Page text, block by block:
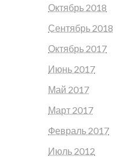
Октябрь 2018
Сентябрь 2018
Октябрь 2017
Июнь 2017
Май 2017
Март 2017
Февраль 2017
Июль 2012